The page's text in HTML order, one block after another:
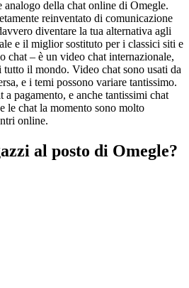
analogo della chat online di Omegle.
reinventato di comunicazione
diventare la tua alternativa agli
e il miglior sostituto per i classici siti e
chat – è un video chat internazionale,
tutto il mondo. Video chat sono usati da
e i temi possono variare tantissimo.
a pagamento, e anche tantissimi chat
le chat la momento sono molto
online.
al posto di Omegle?